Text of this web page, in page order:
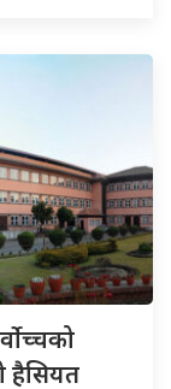
हैसियत